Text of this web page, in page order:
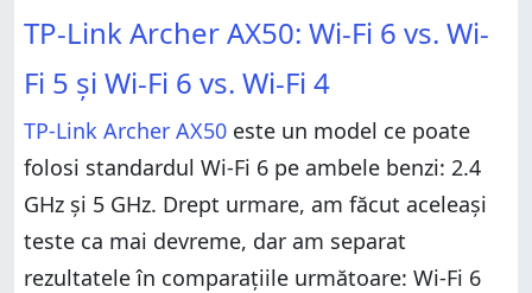
TP-Link Archer AX50: Wi-Fi 6 vs. Wi-
Fi 5 și Wi-Fi 6 vs. Wi-Fi 4
TP-Link Archer AX50 este un model ce poate
folosi standardul Wi-Fi 6 pe ambele benzi: 2.4
GHz și 5 GHz. Drept urmare, am făcut aceleași
teste ca mai devreme, dar am separat
rezultatele în comparațiile următoare: Wi-Fi 6